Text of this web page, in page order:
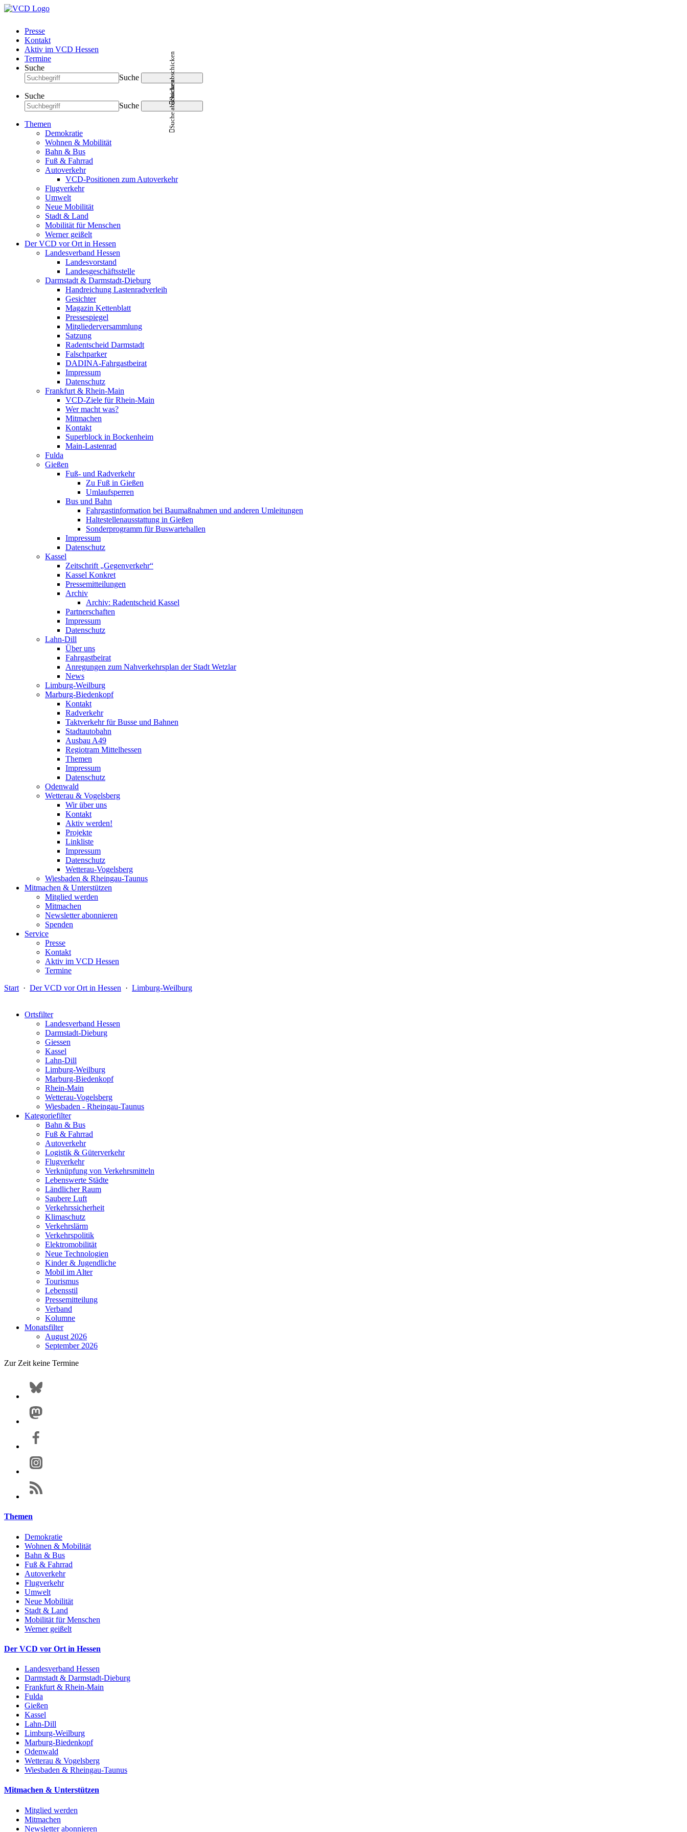
Presse
Kontakt
Aktiv im VCD Hessen
Termine
Suche
Suche
Suche abschicken
Suche
Suche
Suche abschicken
Themen
Demokratie
Wohnen & Mobilität
Bahn & Bus
Fuß & Fahrrad
Autoverkehr
VCD-Positionen zum Autoverkehr
Flugverkehr
Umwelt
Neue Mobilität
Stadt & Land
Mobilität für Menschen
Werner geißelt
Der VCD vor Ort in Hessen
Landesverband Hessen
Landesvorstand
Landesgeschäftsstelle
Darmstadt & Darmstadt-Dieburg
Handreichung Lastenradverleih
Gesichter
Magazin Kettenblatt
Pressespiegel
Mitgliederversammlung
Satzung
Radentscheid Darmstadt
Falschparker
DADINA-Fahrgastbeirat
Impressum
Datenschutz
Frankfurt & Rhein-Main
VCD-Ziele für Rhein-Main
Wer macht was?
Mitmachen
Kontakt
Superblock in Bockenheim
Main-Lastenrad
Fulda
Gießen
Fuß- und Radverkehr
Zu Fuß in Gießen
Umlaufsperren
Bus und Bahn
Fahrgastinformation bei Baumaßnahmen und anderen Umleitungen
Haltestellenausstattung in Gießen
Sonderprogramm für Buswartehallen
Impressum
Datenschutz
Kassel
Zeitschrift „Gegenverkehr“
Kassel Konkret
Pressemitteilungen
Archiv
Archiv: Radentscheid Kassel
Partnerschaften
Impressum
Datenschutz
Lahn-Dill
Über uns
Fahrgastbeirat
Anregungen zum Nahverkehrsplan der Stadt Wetzlar
News
Limburg-Weilburg
Marburg-Biedenkopf
Kontakt
Radverkehr
Taktverkehr für Busse und Bahnen
Stadtautobahn
Ausbau A49
Regiotram Mittelhessen
Themen
Impressum
Datenschutz
Odenwald
Wetterau & Vogelsberg
Wir über uns
Kontakt
Aktiv werden!
Projekte
Linkliste
Impressum
Datenschutz
Wetterau-Vogelsberg
Wiesbaden & Rheingau-Taunus
Mitmachen & Unterstützen
Mitglied werden
Mitmachen
Newsletter abonnieren
Spenden
Service
Presse
Kontakt
Aktiv im VCD Hessen
Termine
Start · Der VCD vor Ort in Hessen · Limburg-Weilburg
Ortsfilter
Landesverband Hessen
Darmstadt-Dieburg
Giessen
Kassel
Lahn-Dill
Limburg-Weilburg
Marburg-Biedenkopf
Rhein-Main
Wetterau-Vogelsberg
Wiesbaden - Rheingau-Taunus
Kategoriefilter
Bahn & Bus
Fuß & Fahrrad
Autoverkehr
Logistik & Güterverkehr
Flugverkehr
Verknüpfung von Verkehrsmitteln
Lebenswerte Städte
Ländlicher Raum
Saubere Luft
Verkehrssicherheit
Klimaschutz
Verkehrslärm
Verkehrspolitik
Elektromobilität
Neue Technologien
Kinder & Jugendliche
Mobil im Alter
Tourismus
Lebensstil
Pressemitteilung
Verband
Kolumne
Monatsfilter
August 2026
September 2026
Zur Zeit keine Termine
Themen
Demokratie
Wohnen & Mobilität
Bahn & Bus
Fuß & Fahrrad
Autoverkehr
Flugverkehr
Umwelt
Neue Mobilität
Stadt & Land
Mobilität für Menschen
Werner geißelt
Der VCD vor Ort in Hessen
Landesverband Hessen
Darmstadt & Darmstadt-Dieburg
Frankfurt & Rhein-Main
Fulda
Gießen
Kassel
Lahn-Dill
Limburg-Weilburg
Marburg-Biedenkopf
Odenwald
Wetterau & Vogelsberg
Wiesbaden & Rheingau-Taunus
Mitmachen & Unterstützen
Mitglied werden
Mitmachen
Newsletter abonnieren